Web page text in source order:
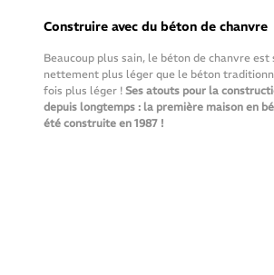
Construire avec du béton de chanvre
Beaucoup plus sain, le béton de chanvre
nettement plus léger que le béton
fois plus léger ! Ses atouts pour la
depuis longtemps : la première maison en
été construite en 1987 !